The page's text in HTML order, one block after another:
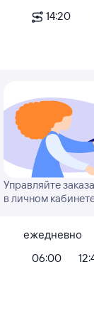
14:20
Управляйте
в личном
ежедневно
06:00